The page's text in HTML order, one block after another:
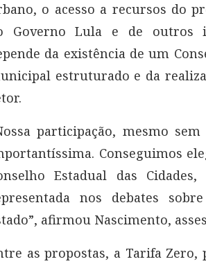
o acesso a recursos do
Governo Lula e de outros
da existência de um
estruturado e da
participação, mesmo
Conseguimos
Estadual das
nos debates
afirmou Nascimento,
as propostas, a Tarifa